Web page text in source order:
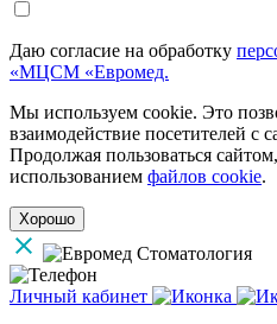
Даю согласие на обработку
«МЦСМ «Евромед.
Мы используем cookie. Это
взаимодействие посетителей с
Продолжая пользоваться
использованием файлов cookie.
Хорошо
Личный кабинет